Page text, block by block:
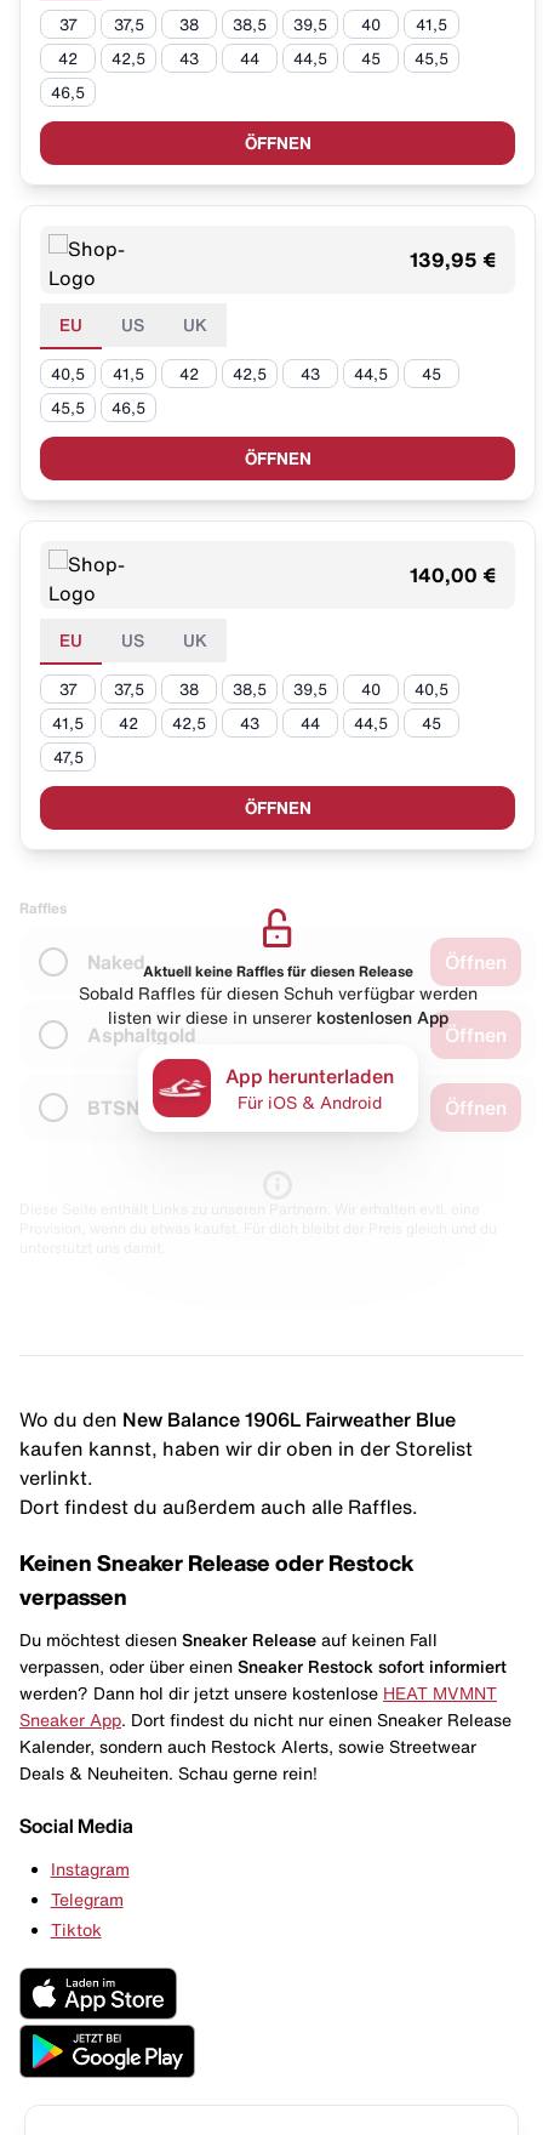
37 37,5 38 38,5 39,5 40 41,5
42 42,5 43 44 44,5 45 45,5
46,5
ÖFFNEN
139,95 €
EU US UK
40,5 41,5 42 42,5 43 44,5 45
45,5 46,5
ÖFFNEN
140,00 €
EU US UK
37 37,5 38 38,5 39,5 40 40,5
41,5 42 42,5 43 44 44,5 45
47,5
ÖFFNEN
Raffles
Naked Öffnen
Asphaltgold Öffnen
BTSN Öffnen
Aktuell keine Raffles für diesen Release
Sobald Raffles für diesen Schuh verfügbar werden
listen wir diese in unserer kostenlosen App
App herunterladen
Für iOS & Android
Wo du den New Balance 1906L Fairweather Blue
kaufen kannst, haben wir dir oben in der Storelist
verlinkt.
Dort findest du außerdem auch alle Raffles.
Keinen Sneaker Release oder Restock
verpassen
Du möchtest diesen Sneaker Release auf keinen Fall
verpassen, oder über einen Sneaker Restock sofort informiert
werden? Dann hol dir jetzt unsere kostenlose HEAT MVMNT
Sneaker App. Dort findest du nicht nur einen Sneaker Release
Kalender, sondern auch Restock Alerts, sowie Streetwear
Deals & Neuheiten. Schau gerne rein!
Social Media
Instagram
Telegram
Tiktok